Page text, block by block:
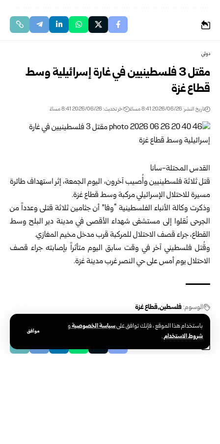
باستخدام هذا الموقع ، فإنك توافق علىسياسة الخصوصيةو
شروط الاستخدام.
موافق
دولي
مقتل 3 فلسطينيين في غارة إسرائيلية وسط
قطاع غزة
تاريخ النشر: 2026/06/26 8:41 مساءً اخر تحديث: 2026/06/26 8:41 مساءً
القدس المحتلة-سانا
قتل ثلاثة فلسطينيين وأُصيب آخرون، اليوم الجمعة، إثر استهداف طائرة
مسيرة للاحتلال الإسرائيلي مركبة وسطقطاع غزة.
وذكرت وكالة الأنباء الفلسطينية “وفا” أن جثامين ثلاثة قتلى وعدداً من
الجرحى نُقلوا إلى مستشفى شهداء الأقصى في مدينة دير البلح وسط
القطاع، جراء قصف الاحتلال للمركبة قرب مدخل مخيم المغازي.
وقُتل فلسطيني آخر في وقت سابق اليوم متأثراً بإصابته جراء قصف
الاحتلال يوم أمس على حي النصر غرب مدينة غزة.
الوسوم:فلسطين قطاع غزة